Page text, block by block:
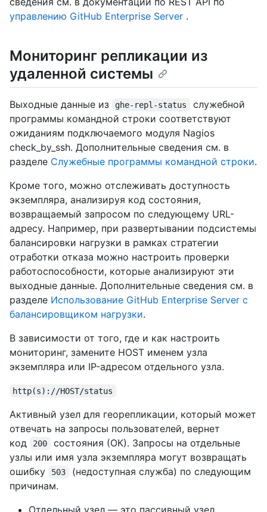
управлению GitHub Enterprise Server .
Мониторинг репликации из
удаленной системы
Выходные данные из ghe-repl-status
служебной
программы командной строки соответствуют
ожиданиям подключаемого модуля Nagios
check_by_ssh. Дополнительные сведения см. в
разделе Служебные программы командной строки.
Кроме того, можно отслеживать доступность
экземпляра, анализируя код состояния,
возвращаемый запросом по следующему URL-
адресу. Например, при развертывании подсистемы
балансировки нагрузки в рамках стратегии
отработки отказа можно настроить проверки
работоспособности, которые анализируют эти
выходные данные. Дополнительные сведения см. в
разделе Использование GitHub Enterprise Server с
балансировщиком нагрузки.
В зависимости от того, где и как настроить
мониторинг, замените HOST именем узла
экземпляра или IP-адресом отдельного узла.
http(s)://HOST/status
Активный узел для георепликации, который может
отвечать на запросы пользователей, вернет
код
200
состояния (ОК). Запросы на отдельные
узлы или имя узла экземпляра могут возвращать
ошибку
503
(недоступная служба) по следующим
причинам.
Отдельный узел — это пассивный узел